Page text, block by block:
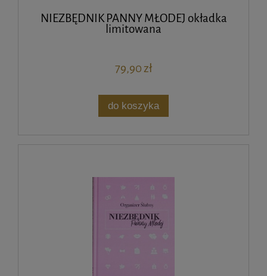
NIEZBĘDNIK PANNY MŁODEJ okładka
limitowana
79,90 zł
do koszyka